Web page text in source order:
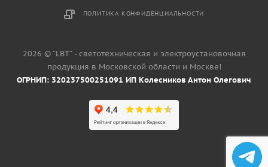
ПОЛИТИКА КОНФИДЕНЦИАЛЬНОСТИ
2026 © “LBT” - светотехническая и электроустановочная
продукция в Московской области и Москве!
ОГРНИП: 320237500251091 ИП Колесников Антон Олегович